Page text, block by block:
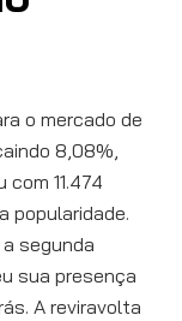
o mercado de
8,08%,
11.474
popularidade.
segunda
sua presença
A reviravolta